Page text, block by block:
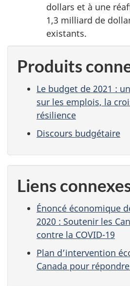
dollars et à une
1,3 milliard de
existants.
Produits
Le budget de 2021 :
sur les emplois, la
résilience
Discours budgétaire
Liens
Énoncé économique
2020 : Soutenir les
contre la COVID-19
Plan d’intervention
Canada pour